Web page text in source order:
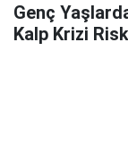
Genç
Kalp Krizi